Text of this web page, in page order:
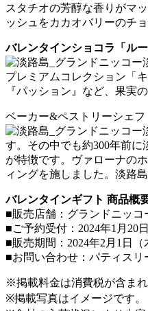
スタチオの芳醇な香りがマ
ッシュをカカオバリーのチ
バレンタインショコラ「ル
プレミアムコレクション「
『パッション』など、果実
ベーカー&ペストリーシェ
す。その中でも約300年前
が特徴です。ヴァローナの
ィングを施しました。淡路
バレンタインギフト 商品概
■販売店舗：グランドニッ
■ご予約受付：2024年1月20
■販売期間：2024年2月1日（
■お問い合わせ：パティス
※掲載料金は消費税が含まれ
※掲載写真はイメージです。